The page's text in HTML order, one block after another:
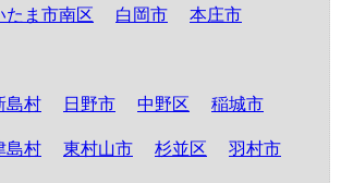
たま市南区 白岡市 本庄市
島村 日野市 中野区 稲城市
島村 東村山市 杉並区 羽村市